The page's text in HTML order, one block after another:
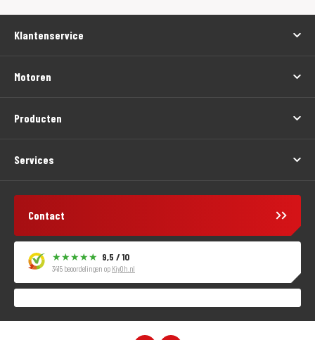
Klantenservice
Motoren
Producten
Services
Contact
9,5 / 10
3415 beoordelingen op KiyOh.nl